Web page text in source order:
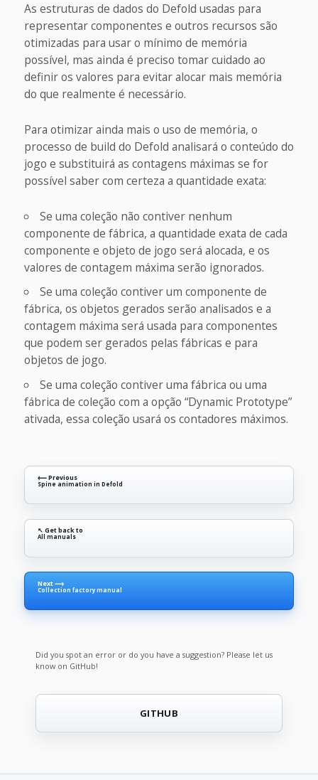
As estruturas de dados do Defold usadas para
representar componentes e outros recursos são
otimizadas para usar o mínimo de memória
possível, mas ainda é preciso tomar cuidado ao
definir os valores para evitar alocar mais memória
do que realmente é necessário.
Para otimizar ainda mais o uso de memória, o
processo de build do Defold analisará o conteúdo do
jogo e substituirá as contagens máximas se for
possível saber com certeza a quantidade exata:
Se uma coleção não contiver nenhum
componente de fábrica, a quantidade exata de cada
componente e objeto de jogo será alocada, e os
valores de contagem máxima serão ignorados.
Se uma coleção contiver um componente de
fábrica, os objetos gerados serão analisados e a
contagem máxima será usada para componentes
que podem ser gerados pelas fábricas e para
objetos de jogo.
Se uma coleção contiver uma fábrica ou uma
fábrica de coleção com a opção “Dynamic Prototype”
ativada, essa coleção usará os contadores máximos.
⟵ Previous
Spine animation in Defold
↖ Get back to
All manuals
Next ⟶
Collection factory manual
Did you spot an error or do you have a suggestion? Please let us
know on GitHub!
GITHUB